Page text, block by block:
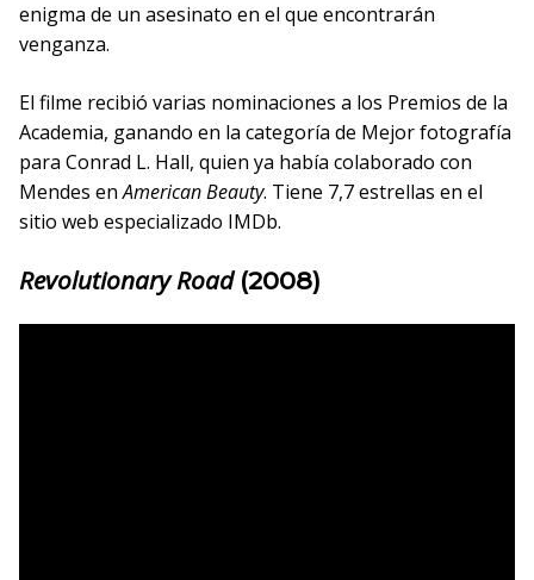
enigma de un asesinato en el que encontrarán
venganza.
El filme recibió varias nominaciones a los Premios de la
Academia, ganando en la categoría de Mejor fotografía
para Conrad L. Hall, quien ya había colaborado con
Mendes enAmerican Beauty. Tiene 7,7 estrellas en el
sitio web especializado IMDb.
Revolutionary Road (2008)